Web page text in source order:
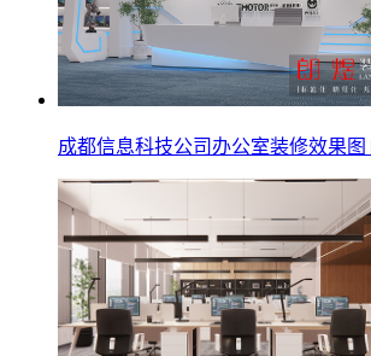
成都信息科技公司办公室装修效果图